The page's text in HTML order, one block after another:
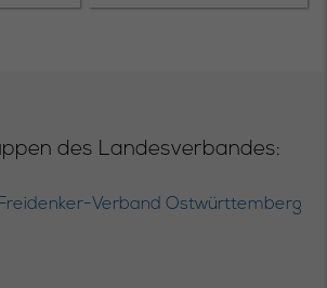
des Landesverbandes:
Verband Ostwürttemberg